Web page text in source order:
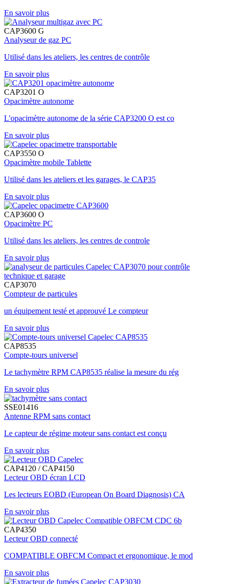
En savoir plus
CAP3600 G
Analyseur de gaz PC
Utilisé dans les ateliers, les centres de contrôle
En savoir plus
CAP3201 O
Opacimètre autonome
L'opacimètre autonome de la série CAP3200 O est co
En savoir plus
CAP3550 O
Opacimètre mobile Tablette
Utilisé dans les ateliers et les garages, le CAP35
En savoir plus
CAP3600 O
Opacimètre PC
Utilisé dans les ateliers, les centres de controle
En savoir plus
CAP3070
Compteur de particules
un équipement testé et approuvé Le compteur
En savoir plus
CAP8535
Compte-tours universel
Le tachymètre RPM CAP8535 réalise la mesure du rég
En savoir plus
SSE01416
Antenne RPM sans contact
Le capteur de régime moteur sans contact est conçu
En savoir plus
CAP4120 / CAP4150
Lecteur OBD écran LCD
Les lecteurs EOBD (European On Board Diagnosis) CA
En savoir plus
CAP4350
Lecteur OBD connecté
COMPATIBLE OBFCM Compact et ergonomique, le mod
En savoir plus